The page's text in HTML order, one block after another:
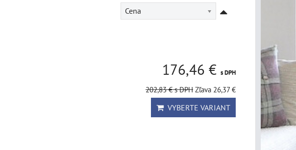
Cena
176,46 € s DPH
202,83 €s DPH Zľava 26,37 €
VYBERTE VARIANT